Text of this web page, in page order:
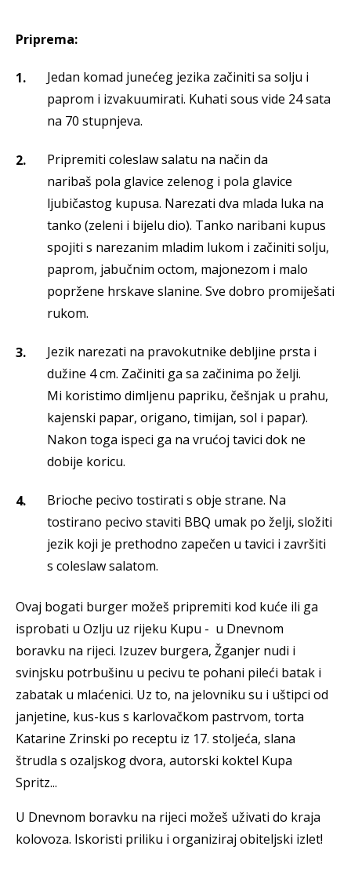
Priprema:
Jedan komad junećeg jezika začiniti sa solju i
paprom i izvakuumirati. Kuhati sous vide 24 sata
na 70 stupnjeva.
Pripremiti coleslaw salatu na način da
naribaš pola glavice zelenog i pola glavice
ljubičastog kupusa. Narezati dva mlada luka na
tanko (zeleni i bijelu dio). Tanko naribani kupus
spojiti s narezanim mladim lukom i začiniti solju,
paprom, jabučnim octom, majonezom i malo
popržene hrskave slanine. Sve dobro promiješati
rukom.
Jezik narezati na pravokutnike debljine prsta i
dužine 4 cm. Začiniti ga sa začinima po želji.
Mi koristimo dimljenu papriku, češnjak u prahu,
kajenski papar, origano, timijan, sol i papar).
Nakon toga ispeci ga na vrućoj tavici dok ne
dobije koricu.
Brioche pecivo tostirati s obje strane. Na
tostirano pecivo staviti BBQ umak po želji, složiti
jezik koji je prethodno zapečen u tavici i završiti
s coleslaw salatom.
Ovaj bogati burger možeš pripremiti kod kuće ili ga
isprobati u Ozlju uz rijeku Kupu - u Dnevnom
boravku na rijeci. Izuzev burgera, Žganjer nudi i
svinjsku potrbušinu u pecivu te pohani pileći batak i
zabatak u mlaćenici. Uz to, na jelovniku su i uštipci od
janjetine, kus-kus s karlovačkom pastrvom, torta
Katarine Zrinski po receptu iz 17. stoljeća, slana
štrudla s ozaljskog dvora, autorski koktel Kupa
Spritz...
U Dnevnom boravku na rijeci možeš uživati do kraja
kolovoza. Iskoristi priliku i organiziraj obiteljski izlet!